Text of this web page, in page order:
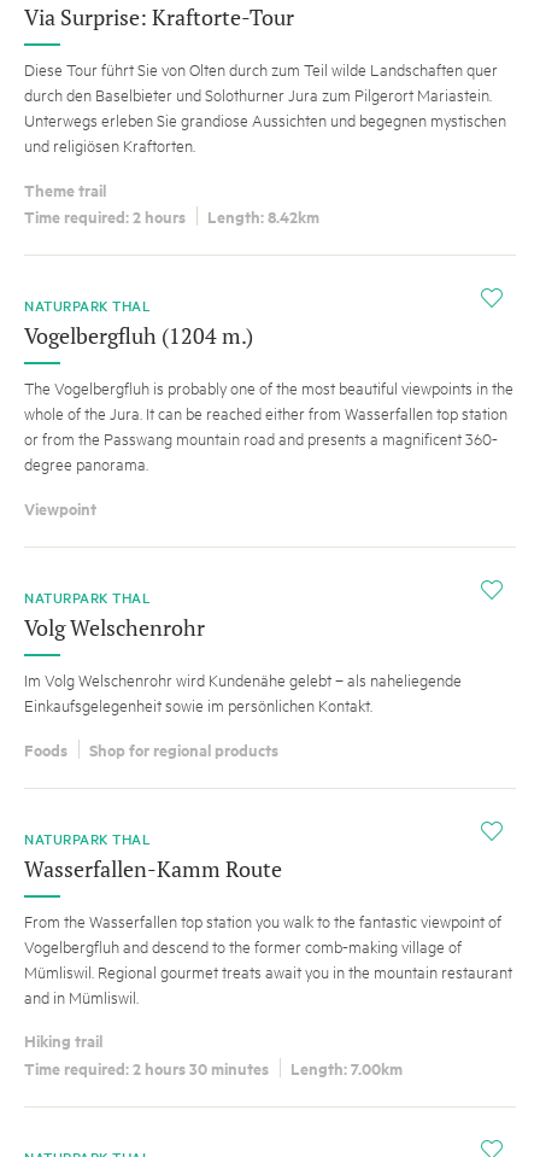
Via Surprise: Kraftorte-Tour
Diese Tour führt Sie von Olten durch zum Teil wilde Landschaften quer
durch den Baselbieter und Solothurner Jura zum Pilgerort Mariastein.
Unterwegs erleben Sie grandiose Aussichten und begegnen mystischen
und religiösen Kraftorten.
Theme trail
Time required: 2 hours
Length: 8.42km
i
NATURPARK THAL
Vogelbergfluh (1204 m.)
The Vogelbergfluh is probably one of the most beautiful viewpoints in the
whole of the Jura. It can be reached either from Wasserfallen top station
or from the Passwang mountain road and presents a magnificent 360-
degree panorama.
Viewpoint
i
NATURPARK THAL
Volg Welschenrohr
Im Volg Welschenrohr wird Kundenähe gelebt – als naheliegende
Einkaufsgelegenheit sowie im persönlichen Kontakt.
Foods Shop for regional products
i
NATURPARK THAL
Wasserfallen-Kamm Route
From the Wasserfallen top station you walk to the fantastic viewpoint of
Vogelbergfluh and descend to the former comb-making village of
Mümliswil. Regional gourmet treats await you in the mountain restaurant
and in Mümliswil.
Hiking trail
Time required: 2 hours 30 minutes
Length: 7.00km
i